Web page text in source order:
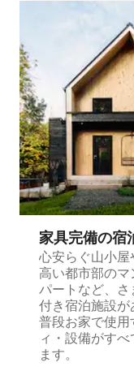
家具完備の宿⁠
心安らぐ山小
高い都市部の
パートなど、
付き宿泊施設が
普段お家で使
ィ・設備がす
ます。